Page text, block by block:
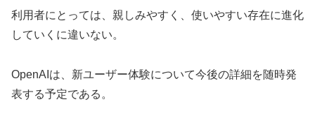
利用者にとっては、親しみやすく、使いやすい存在に進化
していくに違いない。
OpenAIは、新ユーザー体験について今後の詳細を随時発
表する予定である。